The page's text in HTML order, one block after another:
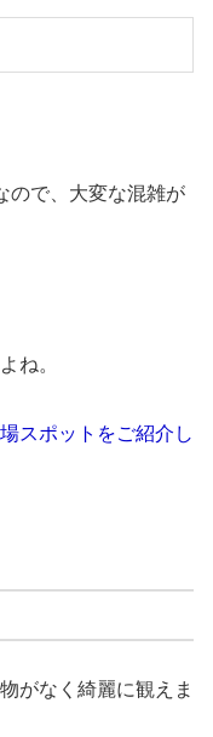
ので、大変な混雑が
ね。
スポットをご紹介し
がなく綺麗に観えま